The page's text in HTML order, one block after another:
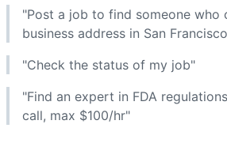
"Post a job to find someone who
business address in San
"Check the status of my job"
"Find an expert in FDA
call, max $100/hr"